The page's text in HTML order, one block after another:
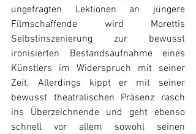
ungefragten Lektionen an jüngere
Filmschaffende wird Morettis
Selbstinszenierung zur bewusst
ironisierten Bestandsaufnahme eines
Künstlers im Widerspruch mit seiner
Zeit. Allerdings kippt er mit seiner
bewusst theatralischen Präsenz rasch
ins Überzeichnende und geht ebenso
schnell vor allem sowohl seinen